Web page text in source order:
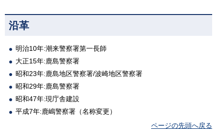
沿革
明治10年:潮来警察署第一長師
大正15年:鹿島警察署
昭和23年:鹿島地区警察署/波崎地区警察署
昭和29年:鹿島警察署
昭和47年:現庁舎建設
平成7年:鹿嶋警察署（名称変更）
ページの先頭へ戻る